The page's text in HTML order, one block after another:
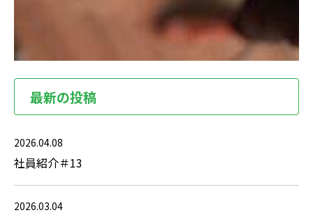
最新の投稿
2026.04.08
社員紹介＃13
2026.03.04